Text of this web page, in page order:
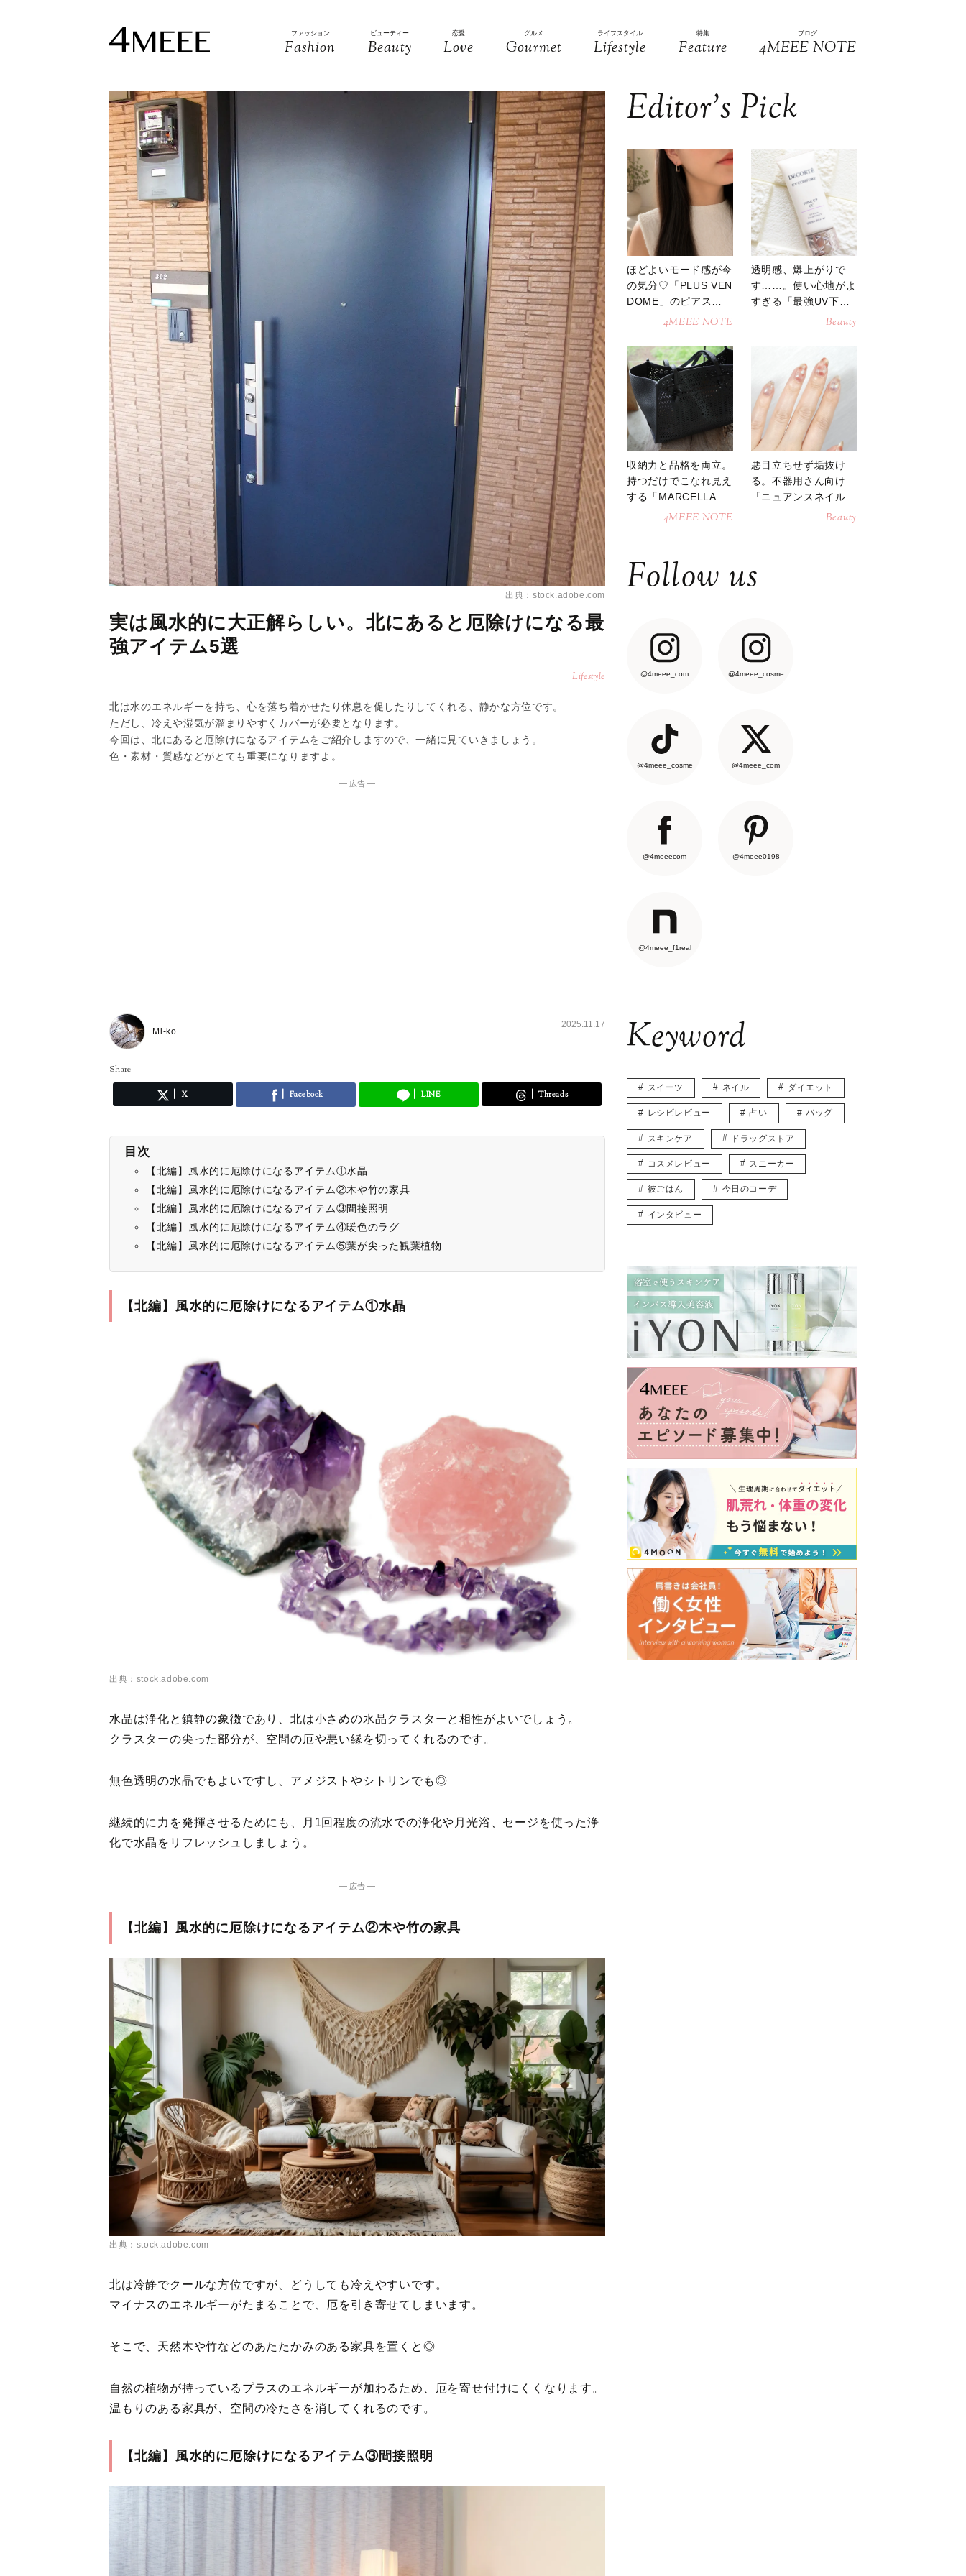
ファッション
Fashion
ビューティー
Beauty
恋愛
Love
グルメ
Gourmet
ライフスタイル
Lifestyle
特集
Feature
ブログ
4MEEE NOTE
出典：stock.adobe.com
実は風水的に大正解らしい。北にあると厄除けになる最
強アイテム5選
Lifestyle
北は水のエネルギーを持ち、心を落ち着かせたり休息を促したりしてくれる、静かな方位です。
ただし、冷えや湿気が溜まりやすくカバーが必要となります。
今回は、北にあると厄除けになるアイテムをご紹介しますので、一緒に見ていきましょう。
色・素材・質感などがとても重要になりますよ。
― 広告 ―
Mi-ko
2025.11.17
Share
X Facebook LINE Threads
目次
【北編】風水的に厄除けになるアイテム①水晶
【北編】風水的に厄除けになるアイテム②木や竹の家具
【北編】風水的に厄除けになるアイテム③間接照明
【北編】風水的に厄除けになるアイテム④暖色のラグ
【北編】風水的に厄除けになるアイテム⑤葉が尖った観葉植物
【北編】風水的に厄除けになるアイテム①水晶
出典：stock.adobe.com
水晶は浄化と鎮静の象徴であり、北は小さめの水晶クラスターと相性がよいでしょう。
クラスターの尖った部分が、空間の厄や悪い縁を切ってくれるのです。
無色透明の水晶でもよいですし、アメジストやシトリンでも◎
継続的に力を発揮させるためにも、月1回程度の流水での浄化や月光浴、セージを使った浄
化で水晶をリフレッシュしましょう。
― 広告 ―
【北編】風水的に厄除けになるアイテム②木や竹の家具
出典：stock.adobe.com
北は冷静でクールな方位ですが、どうしても冷えやすいです。
マイナスのエネルギーがたまることで、厄を引き寄せてしまいます。
そこで、天然木や竹などのあたたかみのある家具を置くと◎
自然の植物が持っているプラスのエネルギーが加わるため、厄を寄せ付けにくくなります。
温もりのある家具が、空間の冷たさを消してくれるのです。
【北編】風水的に厄除けになるアイテム③間接照明
Editor’s Pick
ほどよいモード感が今
の気分♡「PLUS VEN
DOME」のピアスが
4MEEE NOTE
透明感、爆上がりで
す……。使い心地がよ
すぎる「最強UV下
Beauty
収納力と品格を両立。
持つだけでこなれ見え
する「MARCELLAト
ートバッグ」4MEEE NOTE
悪目立ちせず垢抜け
る。不器用さん向け
「ニュアンスネイル」
Beauty
Follow us
@4meee_com @4meee_cosme
@4meee_cosme @4meee_com
@4meeecom @4meee0198
@4meee_f1real
Keyword
スイーツ ネイル ダイエット
レシピレビュー 占い バッグ
スキンケア ドラッグストア
コスメレビュー スニーカー
彼ごはん 今日のコーデ
インタビュー